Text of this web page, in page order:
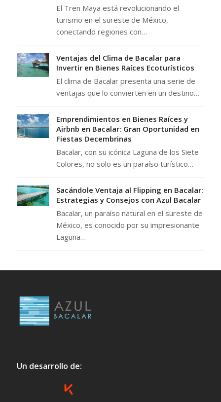
El Tren Maya está revolucionando el
turismo en el sureste de México,
conectando regiones con…
Ventajas del Clima de Bacalar para
Invertir en Bienes Raíces Ecoturísticos
El clima de Bacalar presenta una serie de
ventajas que lo convierten en un destino…
Emprendimientos en Bienes Raíces y
Airbnb en Bacalar: Gran Oportunidad en
Fiestas Decembrinas
Bacalar, con su icónica Laguna de los Siete
Colores, no solo es un paraíso turístico…
Sacándole Ventaja al Flipping en Bacalar:
Estrategias y Consejos con Azul Bacalar
Bacalar, un paraíso natural en el sureste de
México, es conocido por su impresionante
Laguna…
Un desarrollo de: